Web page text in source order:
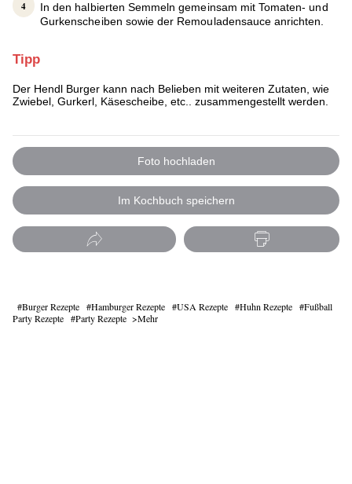
In den halbierten Semmeln gemeinsam mit Tomaten- und
Gurkenscheiben sowie der Remouladensauce anrichten.
Tipp
Der Hendl Burger kann nach Belieben mit weiteren Zutaten, wie
Zwiebel, Gurkerl, Käsescheibe, etc.. zusammengestellt werden.
Foto hochladen
Im Kochbuch speichern
Burger Rezepte Hamburger Rezepte USA Rezepte Huhn Rezepte
Fußball
Party Rezepte
Party Rezepte Mehr